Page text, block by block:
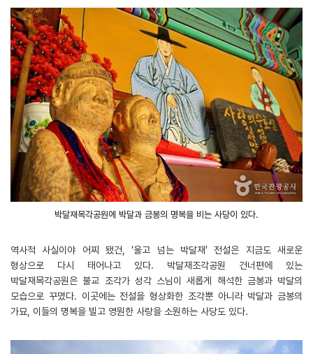
박달재목각공원에 박달과 금봉의 명복을 비는 사당이 있다.
역사적 사실이야 어찌 됐건, ‘울고 넘는 박달재’ 전설은 지금도 새로운
형상으로 다시 태어나고 있다. 박달재조각공원 건너편에 있는
박달재목각공원은 불교 조각가 성각 스님이 새롭게 해석한 금봉과 박달의
모습으로 꾸몄다. 이곳에는 전설을 형상화한 조각뿐 아니라 박달과 금봉의
가묘, 이들의 명복을 빌고 영원한 사랑을 소원하는 사당도 있다.